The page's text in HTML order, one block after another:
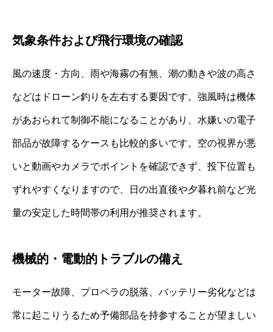
気象条件および飛行環境の確認
風の速度・方向、雨や海霧の有無、潮の動きや波の高さ
などはドローン釣りを左右する要因です。強風時は機体
があおられて制御不能になることがあり、水嫌いの電子
部品が故障するケースも比較的多いです。空の視界が悪
いと動画やカメラでポイントを確認できず、投下位置も
ずれやすくなりますので、日の出直後や夕暮れ前など光
量の安定した時間帯の利用が推奨されます。
機械的・電動的トラブルの備え
モーター故障、プロペラの脱落、バッテリー劣化などは
常に起こりうるため予備部品を持参することが望ましい